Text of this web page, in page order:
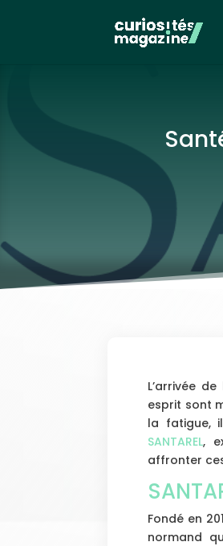
L’arrivée
esprit sont
la fatigue,
SANTAREL,
affronter
Fondé en
normand